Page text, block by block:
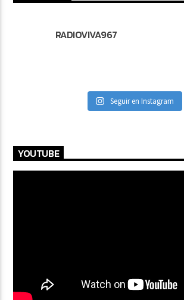
RADIOVIVA967
Seguir en Instagram
YOUTUBE